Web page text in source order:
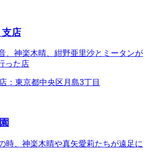
支店
、神楽木晴、紺野亜里沙とミータンが
った店
：東京都中央区月島3丁目
時、神楽木晴や真矢愛莉たちが遠足に